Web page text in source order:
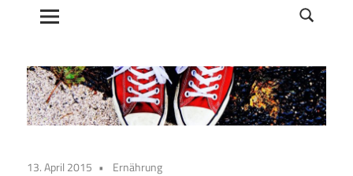
13. April 2015 Ernährung